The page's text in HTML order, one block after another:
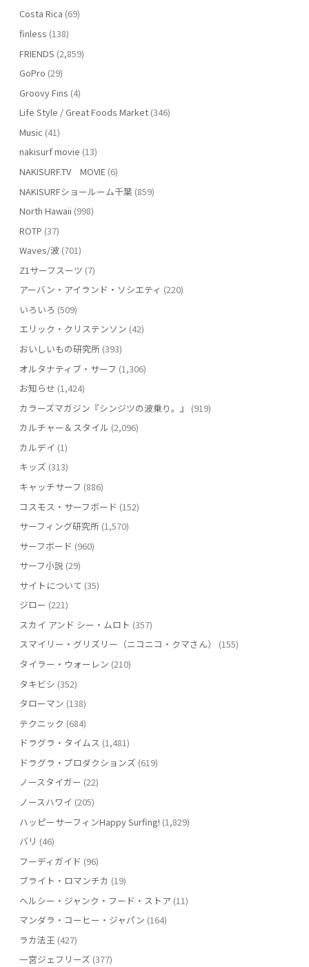
Costa Rica (69)
finless (138)
FRIENDS (2,859)
GoPro (29)
Groovy Fins (4)
Life Style / Great Foods Market(346)
Music (41)
nakisurf movie (13)
NAKISURF.TV MOVIE(6)
NAKISURFショールーム千葉 (859)
North Hawaii (998)
ROTP (37)
Waves/波(701)
Z1サーフスーツ (7)
アーバン・アイランド・ソシエティ (220)
いろいろ (509)
エリック・クリステンソン (42)
おいしいもの研究所(393)
オルタナティブ・サーフ (1,306)
お知らせ (1,424)
カラーズマガジン『シンジツの波乗り。』
(919)
カルチャー＆スタイル (2,096)
カルデイ (1)
キッズ (313)
キャッチサーフ (886)
コスモス・サーフボード (152)
サーフィング研究所(1,570)
サーフボード (960)
サーフ小説 (29)
サイトについて (35)
ジロー (221)
スカイ アンド シー・ムロト (357)
スマイリー・グリズリー（ニコニコ・クマさん）
(155)
タイラー・ウォーレン (210)
タキビシ (352)
タローマン (138)
テクニック (684)
ドラグラ・タイムス (1,481)
ドラグラ・プロダクションズ (619)
ノースタイガー (22)
ノースハワイ (205)
ハッピーサーフィンHappy Surfing! (1,829)
バリ (46)
フーディガイド (96)
ブライト・ロマンチカ (19)
ヘルシー・ジャンク・フード・ストア (11)
マンダラ・コーヒー・ジャパン (164)
ラカ法王(427)
一宮ジェフリーズ (377)